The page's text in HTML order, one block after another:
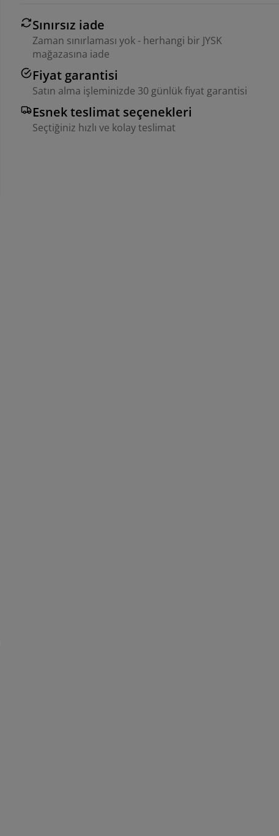
Sınırsız iade
Zaman sınırlaması yok - herhangi bir JYSK
mağazasına iade
Fiyat garantisi
Satın alma işleminizde 30 günlük fiyat garantisi
Esnek teslimat seçenekleri
Seçtiğiniz hızlı ve kolay teslimat